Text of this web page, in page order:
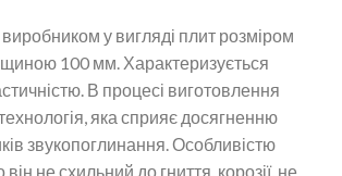
у вигляді плит розміром
100 мм. Характеризується
В процесі виготовлення
яка сприяє досягненню
звукопоглинання. Особливістю
не схильний до гниття, корозії, не